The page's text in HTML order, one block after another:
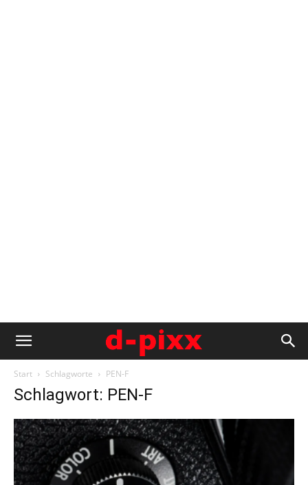
Start Schlagworte PEN-F
Schlagwort: PEN-F